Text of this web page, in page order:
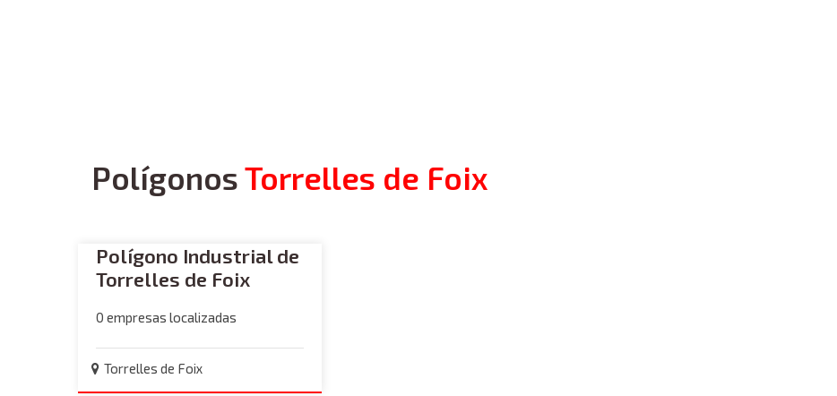
PolígonosTorrelles de Foix
Polígono Industrial de
Torrelles de Foix
0 empresas localizadas
Torrelles de Foix